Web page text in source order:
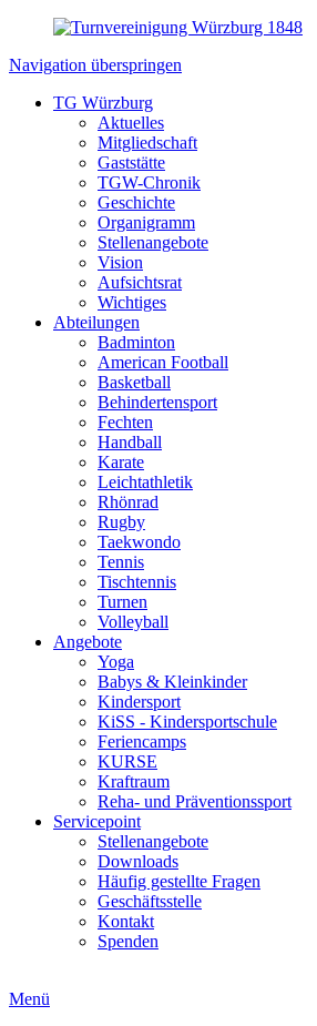
Navigation überspringen
TG Würzburg
Aktuelles
Mitgliedschaft
Gaststätte
TGW-Chronik
Geschichte
Organigramm
Stellenangebote
Vision
Aufsichtsrat
Wichtiges
Abteilungen
Badminton
American Football
Basketball
Behindertensport
Fechten
Handball
Karate
Leichtathletik
Rhönrad
Rugby
Taekwondo
Tennis
Tischtennis
Turnen
Volleyball
Angebote
Yoga
Babys & Kleinkinder
Kindersport
KiSS - Kindersportschule
Feriencamps
KURSE
Kraftraum
Reha- und Präventionssport
Servicepoint
Stellenangebote
Downloads
Häufig gestellte Fragen
Geschäftsstelle
Kontakt
Spenden
Menü